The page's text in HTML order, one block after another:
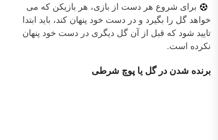
برای شروع هر دست از بازی، هر بازیکن که می
خواهد گل را بگیرد و در دست خود پنهان کند، باید ابتدا
تایید شود که قبل از آن گل دیگری در دست خود پنهان
نکرده است.
برنده شدن در گل یا پوچ شرطی